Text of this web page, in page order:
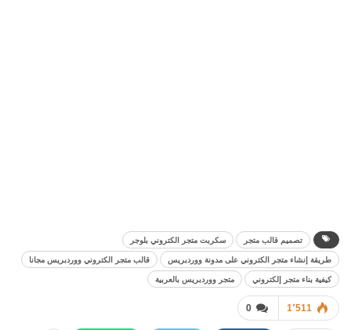
تصميم قالب متجر
سكربت متجر الكتروني بلوجر
طريقة إنشاء متجر الكتروني على مدونة ووردبريس
قالب متجر الكتروني ووردبريس مجانا
كيفية بناء متجر إلكتروني
متجر ووردبريس بالعربية
0 1٬511